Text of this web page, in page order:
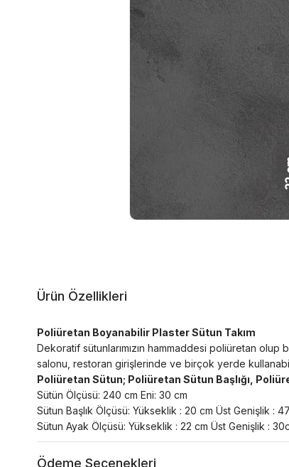
Ürün Özellikleri
Poliüretan Boyanabilir Plaster Sütun Takım
Dekoratif sütunlarımızın hammaddesi poliüretan
salonu, restoran girişlerinde ve birçok yerde
Poliüretan Sütun; Poliüretan Sütun Başlığı,
Sütün Ölçüsü: 240 cm Eni: 30 cm
Sütun Başlık Ölçüsü: Yükseklik : 20 cm Üst Genişlik :
Sütun Ayak Ölçüsü: Yükseklik : 22 cm Üst Genişlik :
Ödeme Seçenekleri